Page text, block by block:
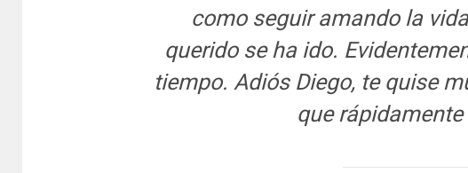
como seguir amando la
querido se ha ido.
tiempo. Adiós Diego, te quise
que